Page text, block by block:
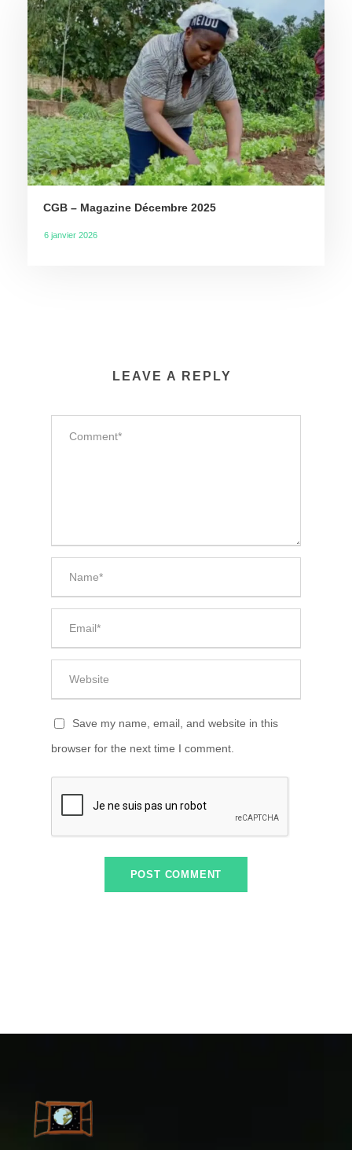
CGB – Magazine Décembre 2025
6 janvier 2026
LEAVE A REPLY
Save my name, email, and website in this
browser for the next time I comment.